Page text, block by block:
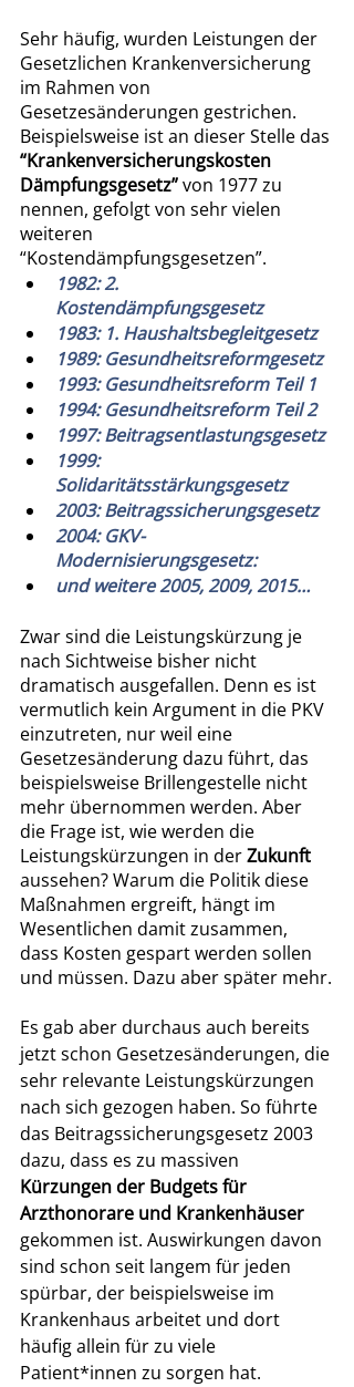
Sehr häufig, wurden Leistungen der
Gesetzlichen Krankenversicherung
im Rahmen von
Gesetzesänderungen gestrichen.
Beispielsweise ist an dieser Stelle das
“Krankenversicherungskosten
Dämpfungsgesetz” von 1977 zu
nennen, gefolgt von sehr vielen
weiteren
“Kostendämpfungsgesetzen”.
1982: 2.
Kostendämpfungsgesetz
1983: 1. Haushaltsbegleitgesetz
1989: Gesundheitsreformgesetz
1993: Gesundheitsreform Teil 1
1994: Gesundheitsreform Teil 2
1997: Beitragsentlastungsgesetz
1999:
Solidaritätsstärkungsgesetz
2003: Beitragssicherungsgesetz
2004: GKV-
Modernisierungsgesetz:
und weitere 2005, 2009, 2015…
Zwar sind die Leistungskürzung je
nach Sichtweise bisher nicht
dramatisch ausgefallen. Denn es ist
vermutlich kein Argument in die PKV
einzutreten, nur weil eine
Gesetzesänderung dazu führt, das
beispielsweise Brillengestelle nicht
mehr übernommen werden. Aber
die Frage ist, wie werden die
Leistungskürzungen in der Zukunft
aussehen? Warum die Politik diese
Maßnahmen ergreift, hängt im
Wesentlichen damit zusammen,
dass Kosten gespart werden sollen
und müssen. Dazu aber später mehr.
Es gab aber durchaus auch bereits
jetzt schon Gesetzesänderungen, die
sehr relevante Leistungskürzungen
nach sich gezogen haben. So führte
das Beitragssicherungsgesetz 2003
dazu, dass es zu massiven
Kürzungen der Budgets für
Arzthonorare und Krankenhäuser
gekommen ist. Auswirkungen davon
sind schon seit langem für jeden
spürbar, der beispielsweise im
Krankenhaus arbeitet und dort
häufig allein für zu viele
Patient*innen zu sorgen hat.